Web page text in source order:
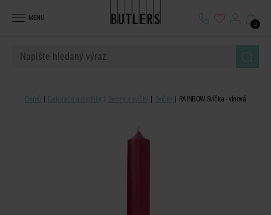
MENU
0
Domů Dekorace a doplňky Svícny a svíčky Svíčky RAINBOW Svíčka - vínová